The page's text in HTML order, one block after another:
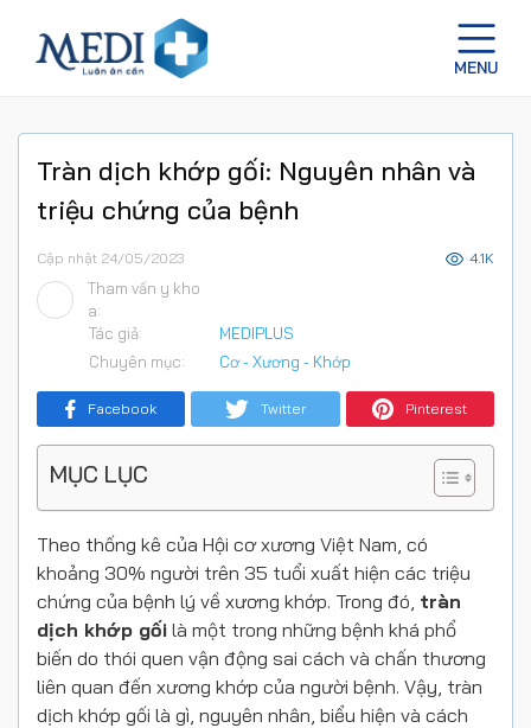
Tràn dịch khớp gối: Nguyên nhân và
triệu chứng của bệnh
Cập nhật 24/05/2023 4.1K
Tham vấn y kho
a:
Tác giả:
MEDIPLUS
Chuyên mục:
Cơ - Xương - Khớp
Facebook Twitter Pinterest
MỤC LỤC
Theo thống kê của Hội cơ xương Việt Nam, có
khoảng 30% người trên 35 tuổi xuất hiện các triệu
chứng của bệnh lý về xương khớp. Trong đó, tràn
dịch khớp gối là một trong những bệnh khá phổ
biến do thói quen vận động sai cách và chấn thương
liên quan đến xương khớp của người bệnh. Vậy, tràn
dịch khớp gối là gì, nguyên nhân, biểu hiện và cách